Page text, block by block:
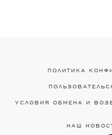
ПОЛИТИКА
УСЛОВИЯ ОБМЕНА И
НАШ